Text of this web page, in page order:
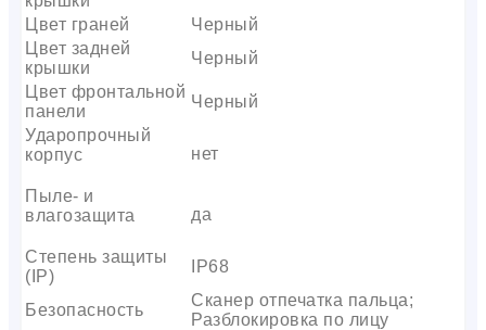
Цвет граней
Черный
Цвет задней
крышки
Черный
Цвет фронтальной
панели
Черный
Ударопрочный
корпус
нет
Пыле- и
влагозащита
да
Степень защиты
(IP)
IP68
Безопасность
Сканер отпечатка пальца;
Разблокировка по лицу